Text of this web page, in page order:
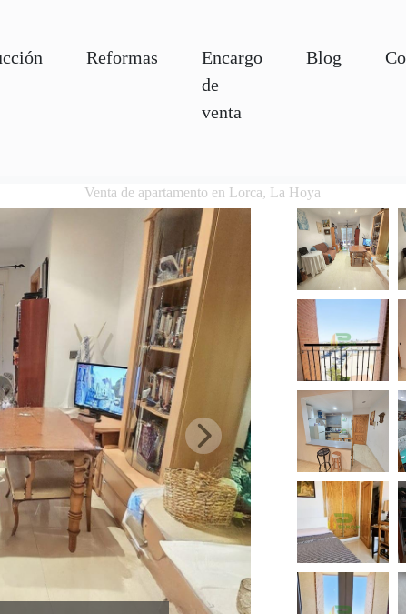
Reformas
Encargo
de
venta
Blog
Venta de apartamento en Lorca, La Hoya